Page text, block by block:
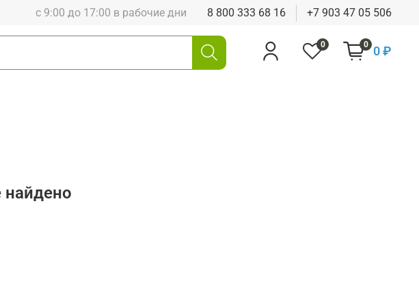
с 9:00 до 17:00 в рабочие дни 8 800 333 68 16 +7 903 47 05 506
0 0 0 ₽
найдено